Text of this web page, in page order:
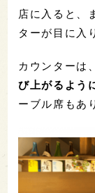
店に入ると、
ターが目に入
カウンターは
び上がるよう
ーブル席もあ